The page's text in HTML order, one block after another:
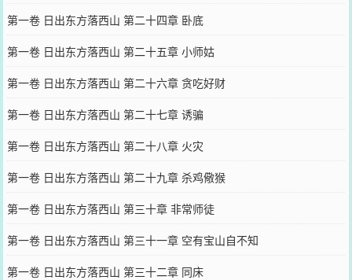
第一卷 日出东方落西山 第二十四章 卧底
第一卷 日出东方落西山 第二十五章 小师姑
第一卷 日出东方落西山 第二十六章 贪吃好财
第一卷 日出东方落西山 第二十七章 诱骗
第一卷 日出东方落西山 第二十八章 火灾
第一卷 日出东方落西山 第二十九章 杀鸡儆猴
第一卷 日出东方落西山 第三十章 非常师徒
第一卷 日出东方落西山 第三十一章 空有宝山自不知
第一卷 日出东方落西山 第三十二章 同床